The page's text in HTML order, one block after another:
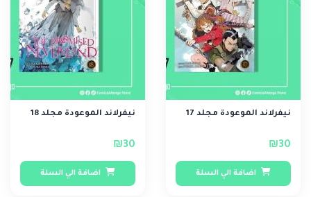
نيفرلاند الموعودة مجلد 17
₪30
اضافة الي السلة
نيفرلاند الموعودة مجلد 18
₪30
اضافة الي السلة